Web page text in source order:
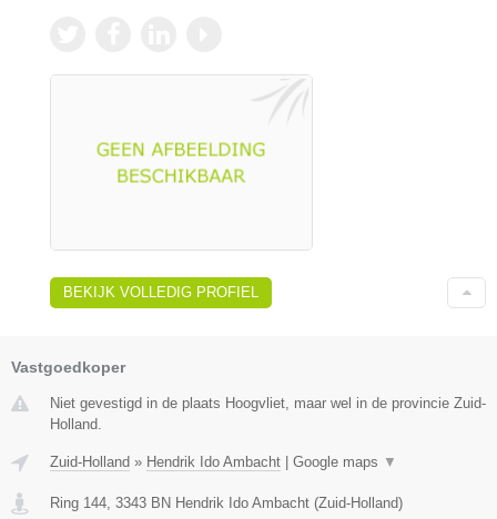
BEKIJK VOLLEDIG PROFIEL
Vastgoedkoper
Niet gevestigd in de plaats Hoogvliet, maar wel in de provincie Zuid-
Holland.
Zuid-Holland » Hendrik Ido Ambacht Google maps ▼
Ring 144 3343 BN Hendrik Ido Ambacht (Zuid-Holland)